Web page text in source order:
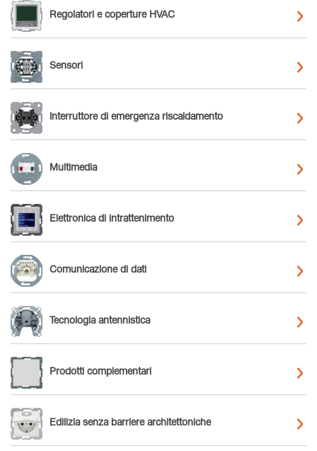
Regolatori e coperture HVAC
Sensori
Interruttore di emergenza riscaldamento
Multimedia
Elettronica di intrattenimento
Comunicazione di dati
Tecnologia antennistica
Prodotti complementari
Edilizia senza barriere architettoniche